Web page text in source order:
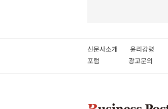
신문사소개 윤리강령
포럼
광고문의